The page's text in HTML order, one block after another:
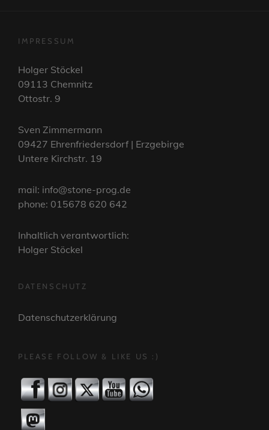
IMPRESSUM
Holger Stöckel
09113 Chemnitz
Ottostr. 9
Sven Zimmermann
09427 Ehrenfriedersdorf | Erzgebirge
Untere Kirchstr. 19
mail: info@stone-prog.de
phone: 015678 620 642
Inhaltlich verantwortlich:
Holger Stöckel
DATENSCHUTZ
Datenschutzerklärung
PLEASE FOLLOW & LIKE US :)